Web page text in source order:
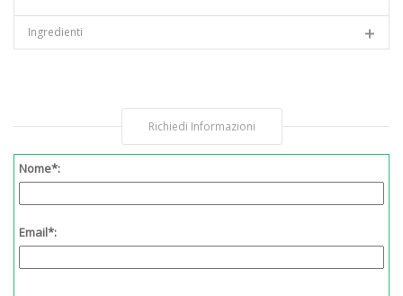
Ingredienti
Richiedi Informazioni
Nome*:
Email*: